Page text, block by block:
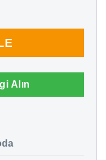
Etiket (1.000) adet
Alın